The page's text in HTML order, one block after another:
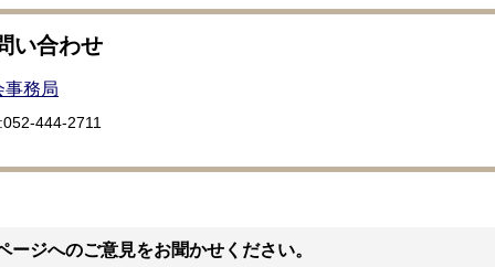
い合わせ
事務局
444-2711
ージへのご意見をお聞かせください。